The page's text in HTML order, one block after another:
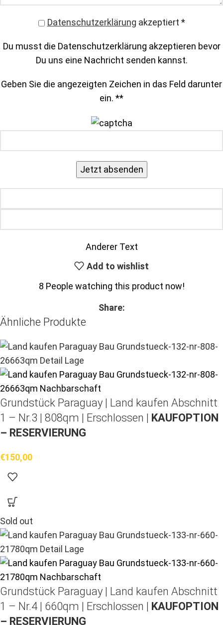
Datenschutzerklärung akzeptiert *
Du musst die Datenschutzerklärung akzeptieren bevor
Du uns eine Nachricht senden kannst.
Geben Sie die angezeigten Zeichen in das Feld darunter
ein. **
Anderer Text
Add to wishlist
8 People watching this product now!
Share:
Ähnliche Produkte
Grundstück Paraguay | Land kaufen Abschnitt
1 – Nr.3 | 808qm | Erschlossen | KAUFOPTION
– RESERVIERUNG
€150,00
Sold out
Grundstück Paraguay | Land kaufen Abschnitt
1 – Nr.4 | 660qm | Erschlossen | KAUFOPTION
– RESERVIERUNG